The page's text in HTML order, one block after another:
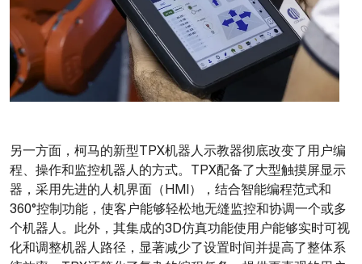
另一方面，柯马的新型TPX机器人示教器彻底改变了用户编
程、操作和监控机器人的方式。TPX配备了大型触摸屏显示
器，采用先进的人机界面（HMI），结合智能编程范式和
360°控制功能，使客户能够轻松地无缝监控和协调一个或多
个机器人。此外，其集成的3D仿真功能使用户能够实时可视
化和调整机器人路径，显著减少了设置时间并提高了整体系